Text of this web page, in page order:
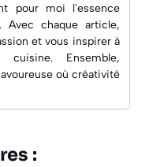
pour moi l'essence
Avec chaque article,
et vous inspirer à
Ensemble,
où créativité
: